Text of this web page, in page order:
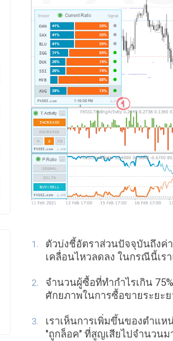
ตัวบ่งชี้อัตราส่วนปัจจุบันถึงค่
เคลื่อนไหวลดลง ในกรณีนี้เร
จำนวนผู้ซื้อที่ทำกำไรเกิน
ศักยภาพในการซื้อขายระยะย
เราเห็นการเพิ่มขึ้นของตำแ
"ถูกล็อค" ที่สูญเสียไปจำนวนม